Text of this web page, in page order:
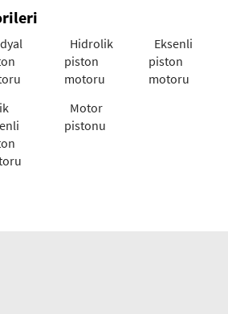
Hidrolik
piston
motoru
Eksenli
piston
motoru
Motor
pistonu